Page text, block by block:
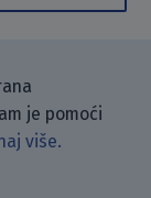
je pomoći
više.
putem